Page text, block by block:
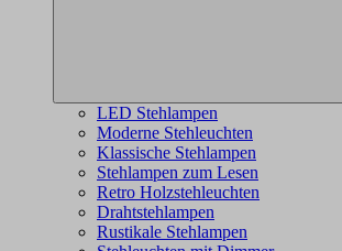
LED Stehlampen
Moderne Stehleuchten
Klassische Stehlampen
Stehlampen zum Lesen
Retro Holzstehleuchten
Drahtstehlampen
Rustikale Stehlampen